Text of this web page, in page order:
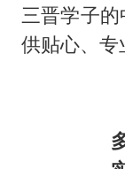
三晋学子
供贴心、专